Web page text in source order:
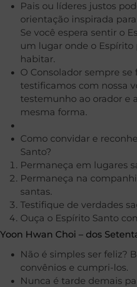
Pais ou líderes justos
orientação inspirada
Se você espera sentir o
um lugar onde o Espírito
habitar.
O Consolador sempre se
testificamos com nossa
testemunho ao orador e
mesma forma.
Como convidar e
Santo?
Permaneça em lugares
Permaneça na
santas.
Testifique de verdades
Ouça o Espírito Santo
Yoon Hwan Choi – dos
Não é simples ser feliz?
convênios e cumpri-los.
Nunca é tarde demais